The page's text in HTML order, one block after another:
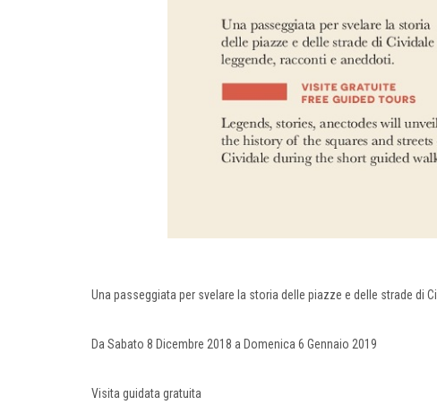
Una passeggiata per svelare la storia delle piazze e delle strade di
Da Sabato 8 Dicembre 2018 a Domenica 6 Gennaio 2019
Visita guidata gratuita